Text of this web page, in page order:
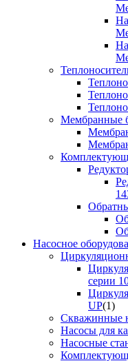
Мембранные
Насосное
серии
UP(1)
Скважинные
Насосы для
Насосные